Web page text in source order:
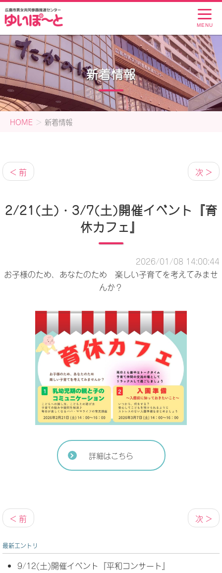
新着情報
HOME 新着情報
< 前 次 >
2/21(土)・3/7(土)開催イベント『育
休カフェ』
2026/01/08 14:00:44
お子様のため、あなたのため 楽しい子育てを考えてみませ
んか？
詳細はこちら
< 前 次 >
最新エントリ
9/12(土)開催イベント『平和コンサート』
MENU